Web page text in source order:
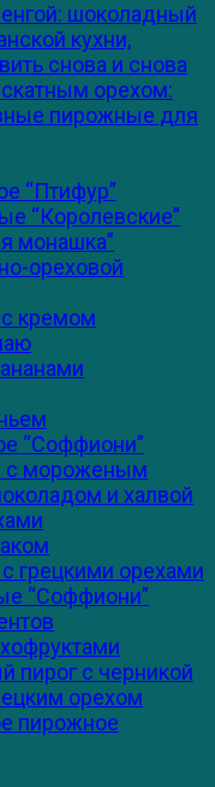
шоколадный
кухни,
снова и снова
орехом:
пирожные для
“Птифур”
“Королевские”
монашка”
ореховой
кремом
“Соффиони”
с мороженым
и халвой
грецкими орехами
“Соффиони”
пирог с черникой
орехом
пирожное